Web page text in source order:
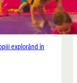
explorând în